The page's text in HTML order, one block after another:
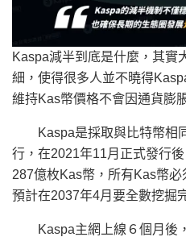
Kaspa減半到底是什麼，其實
細，使得很多人並不曉得
維持Kas幣價格不會因通貨膨
Kaspa是採取與比特幣相
行，在2021年11月正式發行
287億枚Kas幣，所有Kas幣必
預計在2037年4月要全數挖掘
Kaspa主網上線６個月後